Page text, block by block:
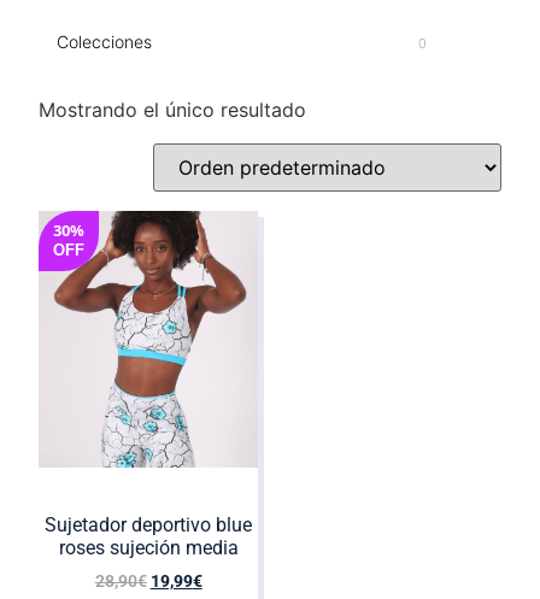
Colecciones 0
Mostrando el único resultado
30%
OFF
Sujetador deportivo blue
roses sujeción media
28,90€ 19,99€